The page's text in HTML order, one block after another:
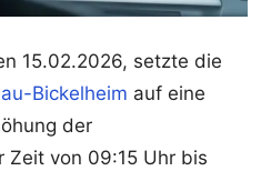
15.02.2026, setzte die
Bickelheim auf eine
der
Zeit von 09:15 Uhr bis